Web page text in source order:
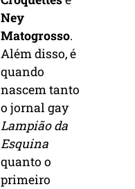
Ney
Matogrosso.
Além disso, é
quando
nascem tanto
o jornal gay
Lampião da
Esquina
quanto o
primeiro